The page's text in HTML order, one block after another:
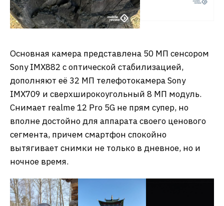
Основная камера представлена 50 МП сенсором
Sony IMX882 с оптической стабилизацией,
дополняют её 32 МП телефотокамера Sony
IMX709 и сверхширокоугольный 8 МП модуль.
Снимает realme 12 Pro 5G не прям супер, но
вполне достойно для аппарата своего ценового
сегмента, причем смартфон спокойно
вытягивает снимки не только в дневное, но и
ночное время.